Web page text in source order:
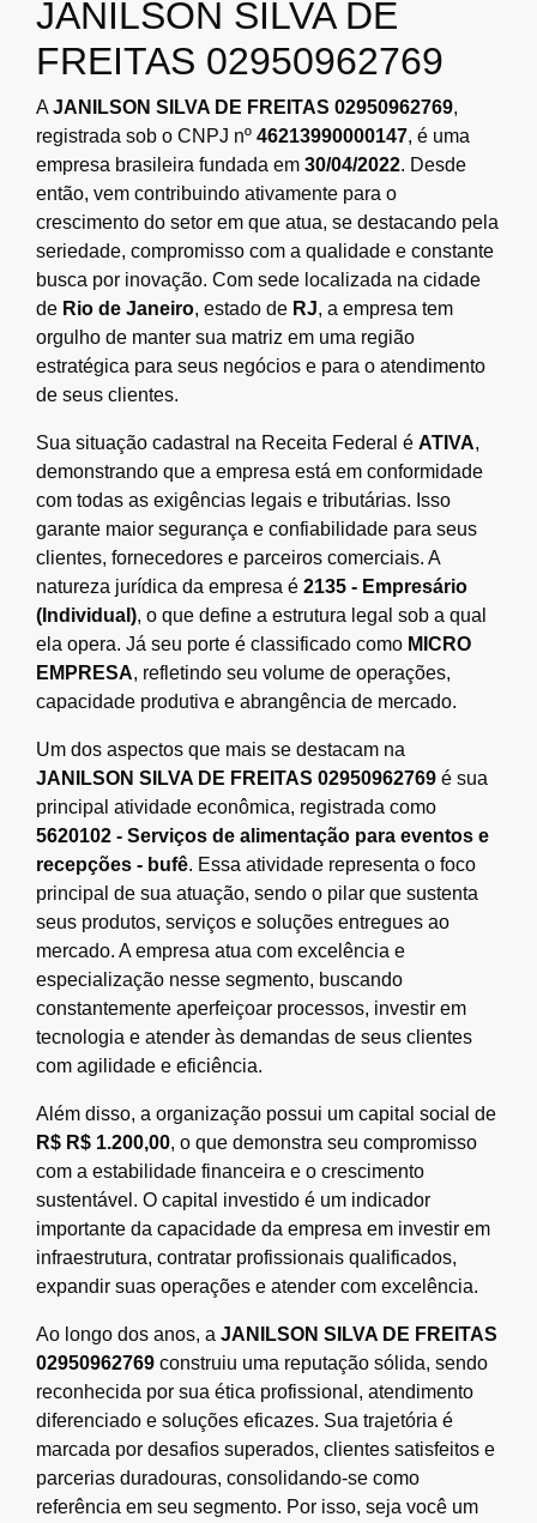
JANILSON SILVA DE
FREITAS 02950962769
AJANILSON SILVA DE FREITAS 02950962769,
registrada sob o CNPJ nº 46213990000147, é uma
empresa brasileira fundada em 30/04/2022. Desde
então, vem contribuindo ativamente para o
crescimento do setor em que atua, se destacando pela
seriedade, compromisso com a qualidade e constante
busca por inovação. Com sede localizada na cidade
de Rio de Janeiro, estado de RJ, a empresa tem
orgulho de manter sua matriz em uma região
estratégica para seus negócios e para o atendimento
de seus clientes.
Sua situação cadastral na Receita Federal é ATIVA,
demonstrando que a empresa está em conformidade
com todas as exigências legais e tributárias. Isso
garante maior segurança e confiabilidade para seus
clientes, fornecedores e parceiros comerciais. A
natureza jurídica da empresa é 2135 - Empresário
(Individual), o que define a estrutura legal sob a qual
ela opera. Já seu porte é classificado como MICRO
EMPRESA, refletindo seu volume de operações,
capacidade produtiva e abrangência de mercado.
Um dos aspectos que mais se destacam na
JANILSON SILVA DE FREITAS 02950962769 é sua
principal atividade econômica, registrada como
5620102 - Serviços de alimentação para eventos e
recepções - bufê. Essa atividade representa o foco
principal de sua atuação, sendo o pilar que sustenta
seus produtos, serviços e soluções entregues ao
mercado. A empresa atua com excelência e
especialização nesse segmento, buscando
constantemente aperfeiçoar processos, investir em
tecnologia e atender às demandas de seus clientes
com agilidade e eficiência.
Além disso, a organização possui um capital social de
R$ R$ 1.200,00, o que demonstra seu compromisso
com a estabilidade financeira e o crescimento
sustentável. O capital investido é um indicador
importante da capacidade da empresa em investir em
infraestrutura, contratar profissionais qualificados,
expandir suas operações e atender com excelência.
Ao longo dos anos, a JANILSON SILVA DE FREITAS
02950962769 construiu uma reputação sólida, sendo
reconhecida por sua ética profissional, atendimento
diferenciado e soluções eficazes. Sua trajetória é
marcada por desafios superados, clientes satisfeitos e
parcerias duradouras, consolidando-se como
referência em seu segmento. Por isso, seja você um